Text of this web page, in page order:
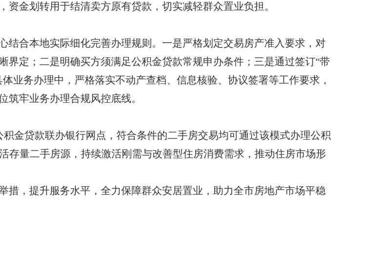
金划转用于结清卖方原有贷款，切实减轻群众置业负担。
结合本地实际细化完善办理规则。一是严格划定交易房产准入要求，对
界定；二是明确买方须满足公积金贷款常规申办条件；三是通过签订“带
业务办理中，严格落实不动产查档、信息核验、协议签署等工作要求，
筑牢业务办理合规风控底线。
金贷款联办银行网点，符合条件的二手房交易均可通过该模式办理公积
存量二手房源，持续激活刚需与改善型住房消费需求，推动住房市场形
措，提升服务水平，全力保障群众安居置业，助力全市房地产市场平稳